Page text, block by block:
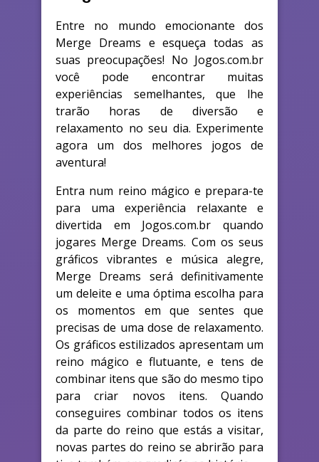
Entre no mundo emocionante dos
Merge Dreams e esqueça todas as
suas preocupações! No Jogos.com.br
você pode encontrar muitas
experiências semelhantes, que lhe
trarão horas de diversão e
relaxamento no seu dia. Experimente
agora um dos melhores jogos de
aventura!
Entra num reino mágico e prepara-te
para uma experiência relaxante e
divertida em Jogos.com.br quando
jogares Merge Dreams. Com os seus
gráficos vibrantes e música alegre,
Merge Dreams será definitivamente
um deleite e uma óptima escolha para
os momentos em que sentes que
precisas de uma dose de relaxamento.
Os gráficos estilizados apresentam um
reino mágico e flutuante, e tens de
combinar itens que são do mesmo tipo
para criar novos itens. Quando
conseguires combinar todos os itens
da parte do reino que estás a visitar,
novas partes do reino se abrirão para